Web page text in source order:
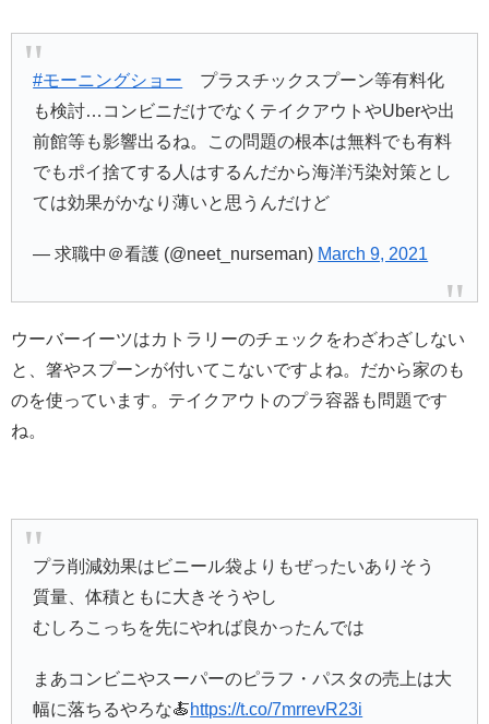
#モーニングショー プラスチックスプーン等有料化
も検討…コンビニだけでなくテイクアウトやUberや出
前館等も影響出るね。この問題の根本は無料でも有料
でもポイ捨てする人はするんだから海洋汚染対策とし
ては効果がかなり薄いと思うんだけど
— 求職中＠看護 (@neet_nurseman) March 9, 2021
ウーバーイーツはカトラリーのチェックをわざわざしない
と、箸やスプーンが付いてこないですよね。だから家のも
のを使っています。テイクアウトのプラ容器も問題です
ね。
プラ削減効果はビニール袋よりもぜったいありそう
質量、体積ともに大きそうやし
むしろこっちを先にやれば良かったんでは
まあコンビニやスーパーのピラフ・パスタの売上は大
幅に落ちるやろな🍝https://t.co/7mrrevR23i